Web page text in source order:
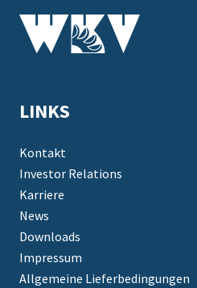
LINKS
Kontakt
Investor Relations
Karriere
News
Downloads
Impressum
Allgemeine Lieferbedingungen